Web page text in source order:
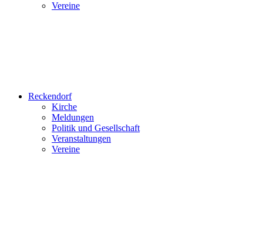
Vereine
Reckendorf
Kirche
Meldungen
Politik und Gesellschaft
Veranstaltungen
Vereine